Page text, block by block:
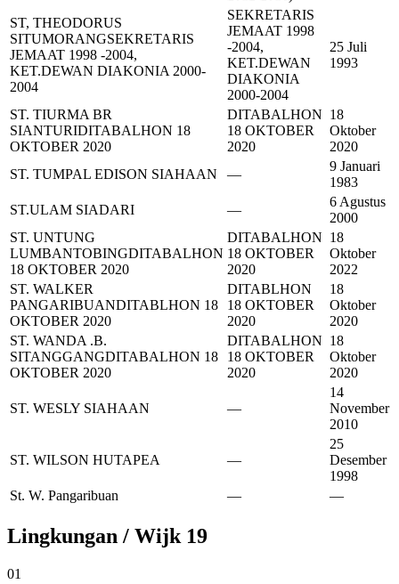
ST, THEODORUS
SITUMORANGSEKRETARIS
JEMAAT 1998 -2004,
KET.DEWAN DIAKONIA 2000-
2004
SEKRETARIS
JEMAAT 1998
-2004,
KET.DEWAN
DIAKONIA
2000-2004
25 Juli
1993
ST. TIURMA BR
SIANTURIDITABALHON 18
OKTOBER 2020
DITABALHON
18 OKTOBER
2020
18
Oktober
2020
ST. TUMPAL EDISON SIAHAAN
—
9 Januari
1983
ST.ULAM SIADARI
—
6 Agustus
2000
ST. UNTUNG
LUMBANTOBINGDITABALHON
18 OKTOBER 2020
DITABALHON
18 OKTOBER
2020
18
Oktober
2022
ST. WALKER
PANGARIBUANDITABLHON 18
OKTOBER 2020
DITABLHON
18 OKTOBER
2020
18
Oktober
2020
ST. WANDA .B.
SITANGGANGDITABALHON 18
OKTOBER 2020
DITABALHON
18 OKTOBER
2020
18
Oktober
2020
ST. WESLY SIAHAAN —
14
November
2010
ST. WILSON HUTAPEA —
25
Desember
1998
St. W. Pangaribuan
— —
Lingkungan / Wijk 19
01